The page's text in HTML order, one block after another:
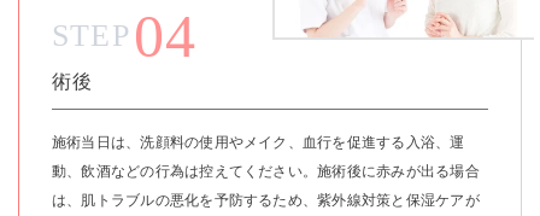
STEP 04
術後
施術当日は、洗顔料の使用やメイク、血行を促進する入浴、運
動、飲酒などの行為は控えてください。施術後に赤みが出る場合
は、肌トラブルの悪化を予防するため、紫外線対策と保湿ケアが